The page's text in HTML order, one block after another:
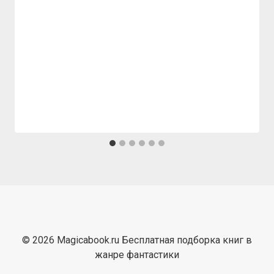
© 2026 Magicabook.ru Бесплатная подборка книг в
жанре фантастики